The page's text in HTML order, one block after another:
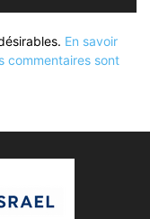
En savoir
commentaires sont